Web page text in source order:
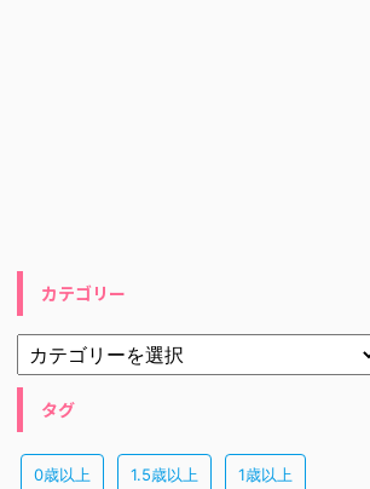
カテゴリー
タグ
0歳以上 1.5歳以上 1歳以上